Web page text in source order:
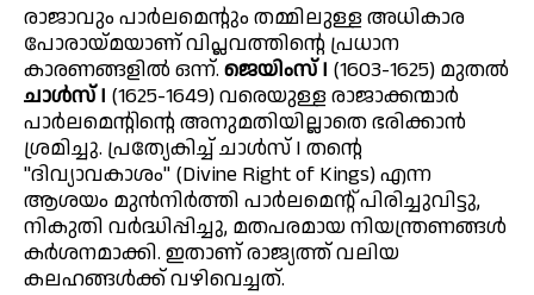
രാജാവും പാർലമെന്റും തമ്മിലുള്ള അധികാര
പോരായ്മയാണ് വിപ്ലവത്തിന്റെ പ്രധാന
കാരണങ്ങളിൽ ഒന്ന്. ജെയിംസ് I (1603-1625) മുതൽ
ചാൾസ് I (1625-1649) വരെയുള്ള രാജാക്കന്മാർ
പാർലമെന്റിന്റെ അനുമതിയില്ലാതെ ഭരിക്കാൻ
ശ്രമിച്ചു. പ്രത്യേകിച്ച് ചാൾസ് I തന്റെ
"ദിവ്യാവകാശം" (Divine Right of Kings) എന്ന
ആശയം മുൻനിർത്തി പാർലമെന്റ് പിരിച്ചുവിട്ടു,
നികുതി വർദ്ധിപ്പിച്ചു, മതപരമായ നിയന്ത്രണങ്ങൾ
കർശനമാക്കി. ഇതാണ് രാജ്യത്ത് വലിയ
കലഹങ്ങൾക്ക് വഴിവെച്ചത്.